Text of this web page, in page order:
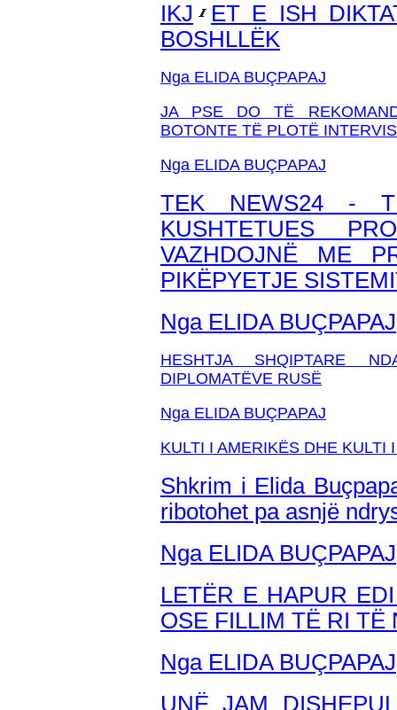
IKJ
ET E ISH
BOSHLLËK
Nga ELIDA BUÇPAPAJ
JA PSE DO TË
BOTONTE TË PLOTË
Nga ELIDA BUÇPAPAJ
TEK NEWS24 -
KUSHTETUES
VAZHDOJNË ME
PIKËPYETJE
Nga ELIDA BUÇPAPAJ
HESHTJA SHQIPTARE
DIPLOMATËVE RUSË
Nga ELIDA BUÇPAPAJ
KULTI I AMERIKËS DHE KULTI
Shkrim i Elida
ribotohet pa asnjë
Nga ELIDA BUÇPAPAJ
LETËR E HAPUR
OSE FILLIM TË RI TË
Nga ELIDA BUÇPAPAJ
UNË JAM